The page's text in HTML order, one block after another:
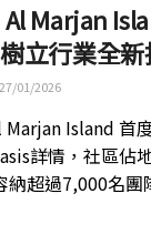
Marjan
立行業全
01/2026
Marjan Island 首
詳情，社區佔
納超過7,000名團